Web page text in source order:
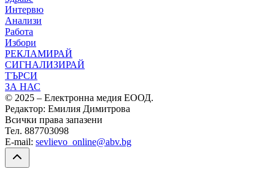
Интервю
Анализи
Работа
Избори
РЕКЛАМИРАЙ
СИГНАЛИЗИРАЙ
ТЪРСИ
ЗА НАС
© 2025 – Електронна медия ЕООД.
Редактор: Емилия Димитрова
Всички права запазени
Тел. 887703098
E-mail: sevlievo_online@abv.bg